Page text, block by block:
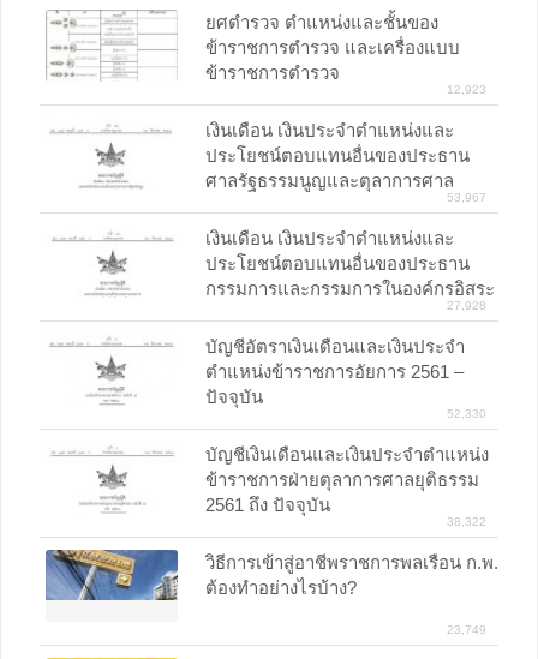
ยศตำรวจ ตำแหน่งและชั้นของ
ข้าราชการตำรวจ และเครื่องแบบ
ข้าราชการตำรวจ
12,923
เงินเดือน เงินประจำตำแหน่งและ
ประโยชน์ตอบแทนอื่นของประธาน
ศาลรัฐธรรมนูญและตุลาการศาล
53,967
เงินเดือน เงินประจำตำแหน่งและ
ประโยชน์ตอบแทนอื่นของประธาน
กรรมการและกรรมการในองค์กรอิสระ
27,928
บัญชีอัตราเงินเดือนและเงินประจำ
ตำแหน่งข้าราชการอัยการ 2561 –
ปัจจุบัน
52,330
บัญชีเงินเดือนและเงินประจำตำแหน่ง
ข้าราชการฝ่ายตุลาการศาลยุติธรรม
2561 ถึง ปัจจุบัน
38,322
วิธีการเข้าสู่อาชีพราชการพลเรือน ก.พ.
ต้องทำอย่างไรบ้าง?
23,749